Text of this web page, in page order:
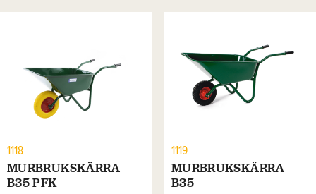
1118
MURBRUKSKÄRRA
B35 PFK
1119
MURBRUKSKÄRRA
B35